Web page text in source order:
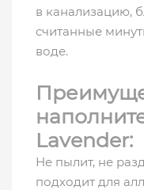
в канализацию,
считанные
воде.
Lavender:
Не пылит, не
подходит для